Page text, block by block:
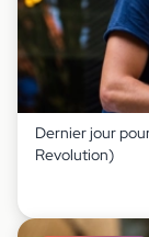
Dernier jour
Revolution)